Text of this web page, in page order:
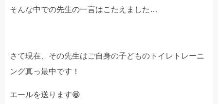
そんな中での先生の一言はこたえました…
さて現在、その先生はご自身の子どものトイレトレーニ
ング真っ最中です！
エールを送ります😁